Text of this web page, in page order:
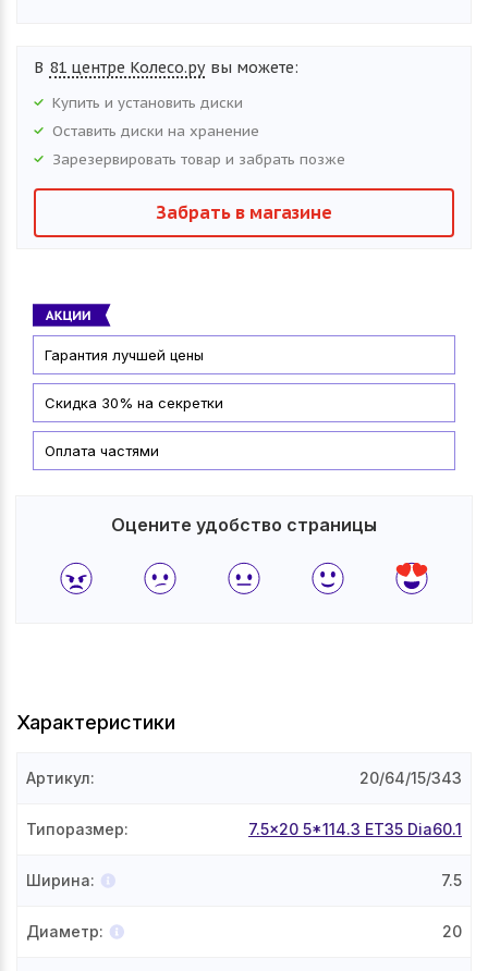
В 81 центре Колесо.ру вы можете:
Купить и установить диски
Оставить диски на хранение
Зарезервировать товар и забрать позже
Забрать в магазине
Гарантия лучшей цены
Скидка 30% на секретки
Оплата частями
Оцените удобство страницы
Характеристики
Артикул: 20/64/15/343
Типоразмер: 7.5x20 5*114.3 ET35 Dia60.1
Ширина: 7.5
Диаметр: 20